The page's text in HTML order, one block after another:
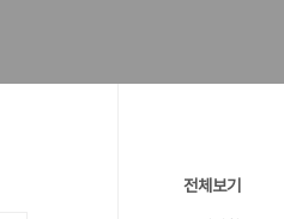
전체보기